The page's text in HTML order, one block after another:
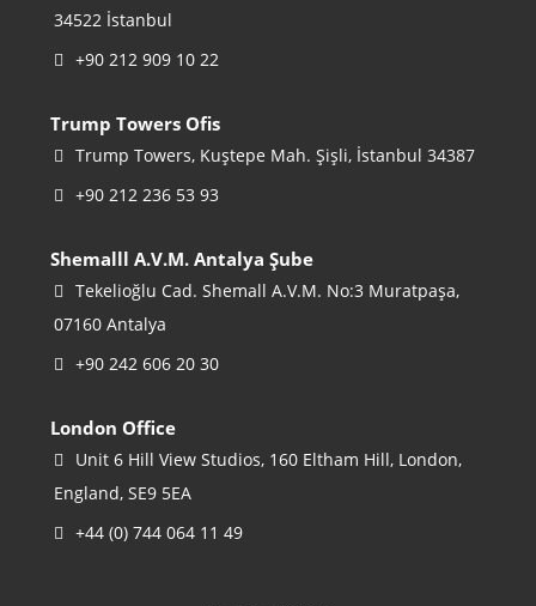
34522 İstanbul
+90 212 909 10 22
Trump Towers Ofis
Trump Towers, Kuştepe Mah. Şişli, İstanbul 34387
+90 212 236 53 93
Shemalll A.V.M. Antalya Şube
Tekelioğlu Cad. Shemall A.V.M. No:3 Muratpaşa,
07160 Antalya
+90 242 606 20 30
London Office
Unit 6 Hill View Studios, 160 Eltham Hill, London,
England, SE9 5EA
+44 (0) 744 064 11 49